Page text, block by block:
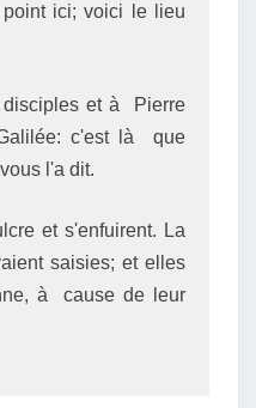
ici; voici le lieu
et à Pierre
c'est là que
l'a dit.
et s'enfuirent. La
saisies; et elles
à cause de leur